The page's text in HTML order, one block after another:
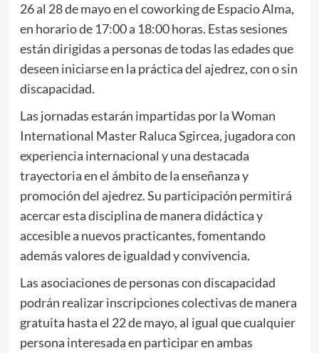
26 al 28 de mayo en el coworking de Espacio Alma,
en horario de 17:00 a 18:00 horas. Estas sesiones
están dirigidas a personas de todas las edades que
deseen iniciarse en la práctica del ajedrez, con o sin
discapacidad.
Las jornadas estarán impartidas por la Woman
International Master Raluca Sgircea, jugadora con
experiencia internacional y una destacada
trayectoria en el ámbito de la enseñanza y
promoción del ajedrez. Su participación permitirá
acercar esta disciplina de manera didáctica y
accesible a nuevos practicantes, fomentando
además valores de igualdad y convivencia.
Las asociaciones de personas con discapacidad
podrán realizar inscripciones colectivas de manera
gratuita hasta el 22 de mayo, al igual que cualquier
persona interesada en participar en ambas